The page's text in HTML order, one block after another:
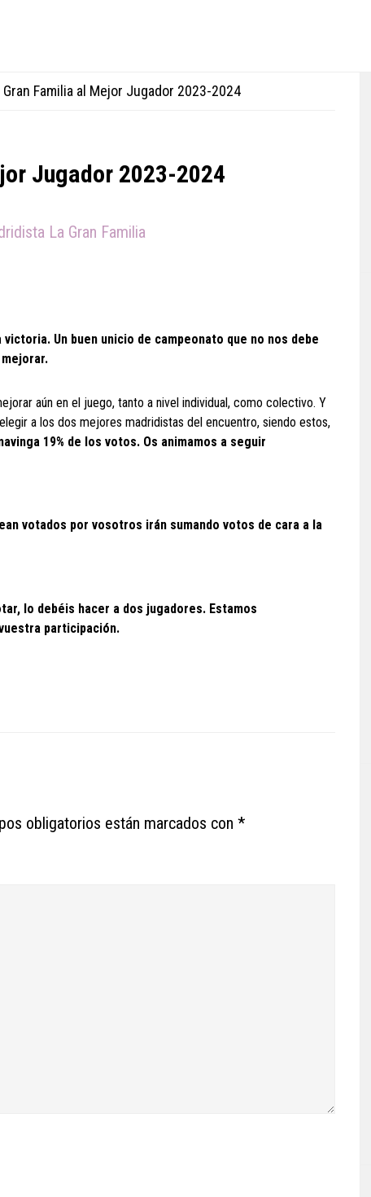
Familia al Mejor Jugador 2023-2024
Jugador 2023-2024
La Gran Familia
Un buen unicio de campeonato que no nos debe
aún en el juego, tanto a nivel individual, como colectivo. Y
a los dos mejores madridistas del encuentro, siendo estos,
19% de los votos. Os animamos a seguir
votados por vosotros irán sumando votos de cara a la
lo debéis hacer a dos jugadores. Estamos
participación.
obligatorios están marcados con *